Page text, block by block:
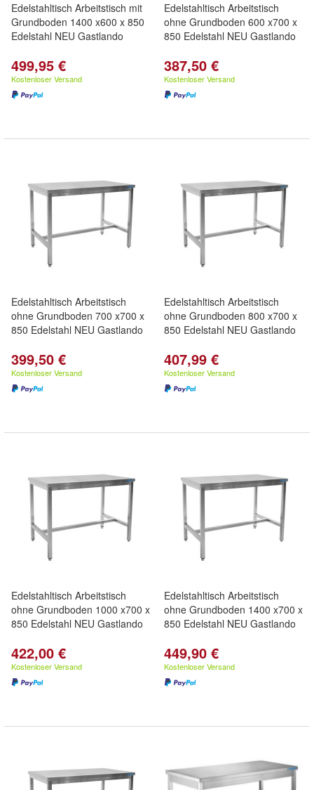
Edelstahltisch Arbeitstisch mit
Grundboden 1400 x600 x 850
Edelstahl NEU Gastlando
499,95 €
Kostenloser Versand
Edelstahltisch Arbeitstisch
ohne Grundboden 600 x700 x
850 Edelstahl NEU Gastlando
387,50 €
Kostenloser Versand
Edelstahltisch Arbeitstisch
ohne Grundboden 700 x700 x
850 Edelstahl NEU Gastlando
399,50 €
Kostenloser Versand
Edelstahltisch Arbeitstisch
ohne Grundboden 800 x700 x
850 Edelstahl NEU Gastlando
407,99 €
Kostenloser Versand
Edelstahltisch Arbeitstisch
ohne Grundboden 1000 x700 x
850 Edelstahl NEU Gastlando
422,00 €
Kostenloser Versand
Edelstahltisch Arbeitstisch
ohne Grundboden 1400 x700 x
850 Edelstahl NEU Gastlando
449,90 €
Kostenloser Versand